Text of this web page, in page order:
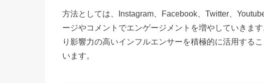
方法としては、Instagram、Facebook、Twitter、
ージやコメントでエンゲージメントを増やしていきま
り影響力の高いインフルエンサーを積極的に活用する
います。